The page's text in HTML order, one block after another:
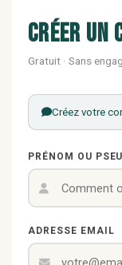
Créer un
Gratuit · Sans
Créez votre
PRÉNOM OU
ADRESSE EMAIL